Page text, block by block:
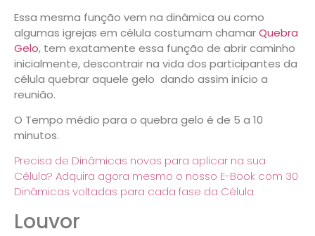
Essa mesma função vem na dinâmica ou como
algumas igrejas em célula costumam chamarQuebra
Gelo, tem exatamente essa função de abrir caminho
inicialmente, descontrair na vida dos participantes da
célula quebrar aquele gelo dando assim início a
reunião.
O Tempo médio para o quebra gelo é de 5 a 10
minutos.
Precisa de Dinâmicas novas para aplicar na sua
Célula? Adquira agora mesmo o nosso E-Book com 30
Dinâmicas voltadas para cada fase da Célula
Louvor